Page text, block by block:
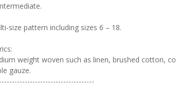
size pattern including sizes 6 – 18.
weight woven such as linen, brushed cotton,
gauze.